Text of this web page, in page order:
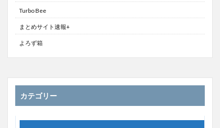
Turbo Bee
まとめサイト速報+
よろず箱
カテゴリー